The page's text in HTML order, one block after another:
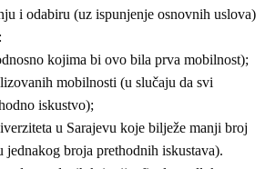
i odabiru (uz ispunjenje osnovnih uslova)
kojima bi ovo bila prva mobilnost);
mobilnosti (u slučaju da svi
iskustvo);
u Sarajevu koje bilježe manji broj
jednakog broja prethodnih iskustava).